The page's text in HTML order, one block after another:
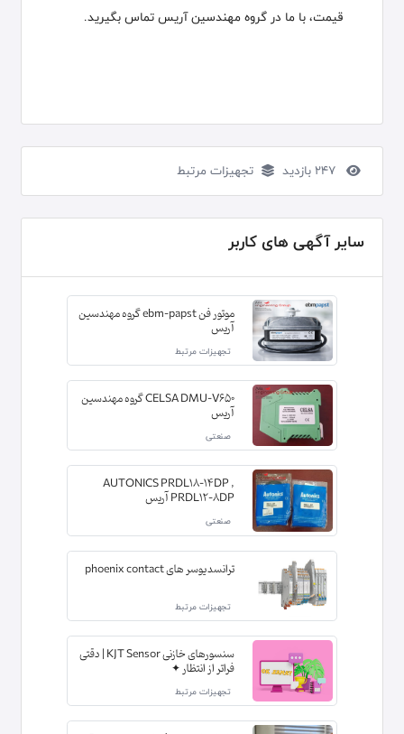
قیمت، با ما در گروه مهندسین آریس تماس بگیرید.
تجهیزات مرتبط
سایر آگهی های کاربر
موتور فن ebm-papst گروه مهندسین
آریس
تجهیزات مرتبط
CELSA DMU-V650 گروه مهندسین
آریس
صنعتی
AUTONICS PRDL18-14DP ,
PRDL12-8DP آریس
صنعتی
ترانسدیوسر های phoenix contact
تجهیزات مرتبط
سنسورهای خازنی KJT Sensor | دقتی
فراتر از انتظار ✦
تجهیزات مرتبط